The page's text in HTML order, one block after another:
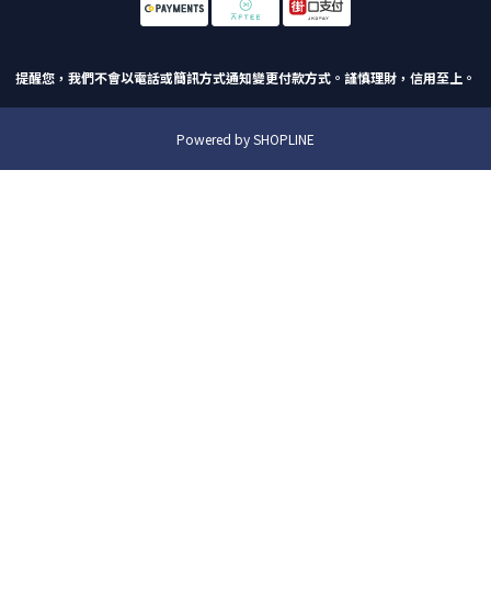
提醒您，我們不會以電話或簡訊方式通知變更付款方式。 謹慎理財，信用至上。
Powered by SHOPLINE